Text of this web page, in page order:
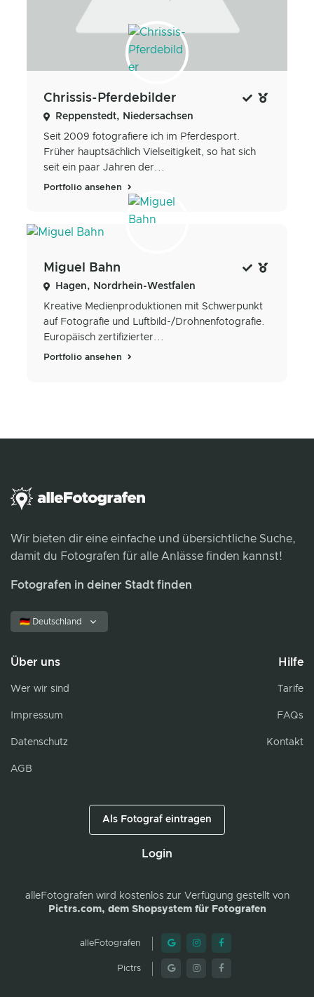
Chrissis-Pferdebilder
Reppenstedt, Niedersachsen
Seit 2009 fotografiere ich im Pferdesport.
Früher hauptsächlich Vielseitigkeit, so hat sich
seit ein paar Jahren der...
Portfolio ansehen
Miguel Bahn
Hagen, Nordrhein-Westfalen
Kreative Medienproduktionen mit Schwerpunkt
auf Fotografie und Luftbild-/Drohnenfotografie.
Europäisch zertifizierter...
Portfolio ansehen
Wir bieten dir eine einfache und übersichtliche Suche,
damit du Fotografen für alle Anlässe finden kannst!
Fotografen in deiner Stadt finden
🇩🇪 Deutschland
Über uns
Wer wir sind
Impressum
Datenschutz
AGB
Hilfe
Tarife
FAQs
Kontakt
Als Fotograf eintragen
Login
alleFotografenwird kostenlos zur Verfügung gestellt von
Pictrs.com, dem Shopsystem für Fotografen
alleFotografen
Pictrs